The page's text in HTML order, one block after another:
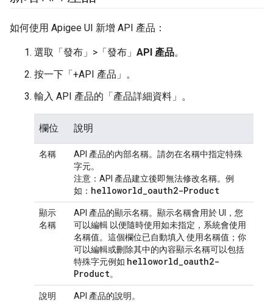
如何使用 Apigee UI 新增 API 產品：
選取「發布」>「發布」 API 產品。
按一下「+API 產品」 。
輸入 API 產品的「產品詳細資料」 。
欄位 說明
名稱
API 產品的內部名稱。請勿在名稱中指定特殊
字元。
注意： API 產品建立後即無法修改名稱。例
如： helloworld_oauth2-Product
顯示
名稱
API 產品的顯示名稱。顯示名稱會用於 UI，您
可以編輯 以便隨時使用如未指定，系統會使用
名稱值。這個欄位已自動填入 使用名稱值；你
可以編輯或刪除其中的內容顯示名稱可以包括
特殊字元例如 helloworld_oauth2-
Product。
說明 API 產品的說明。